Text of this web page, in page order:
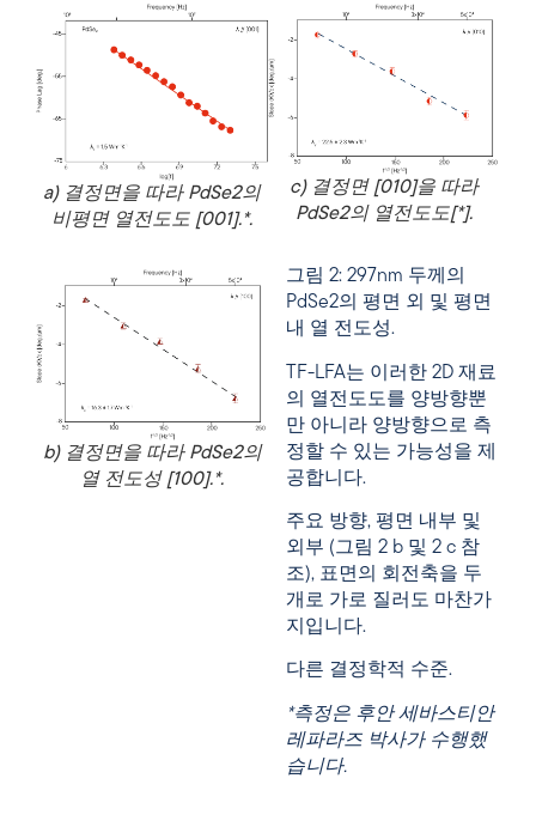
a) 결정면을 따라 PdSe2의
비평면 열전도도 [001].*.
b) 결정면을 따라 PdSe2의
열 전도성 [100].*.
c) 결정면 [010]을 따라
PdSe2의 열전도도[*].
그림 2: 297nm 두께의
PdSe2의 평면 외 및 평면
내 열 전도성.
TF-LFA는 이러한 2D 재료
의 열전도도를 양방향뿐
만 아니라 양방향으로 측
정할 수 있는 가능성을 제
공합니다.
주요 방향, 평면 내부 및
외부 (그림 2 b 및 2 c 참
조), 표면의 회전축을 두
개로 가로 질러도 마찬가
지입니다.
다른 결정학적 수준.
*측정은 후안 세바스티안
레파라즈 박사가 수행했
습니다.